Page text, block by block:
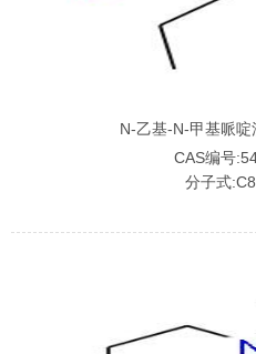
N-乙基-N-甲基哌
CAS编号
分子式